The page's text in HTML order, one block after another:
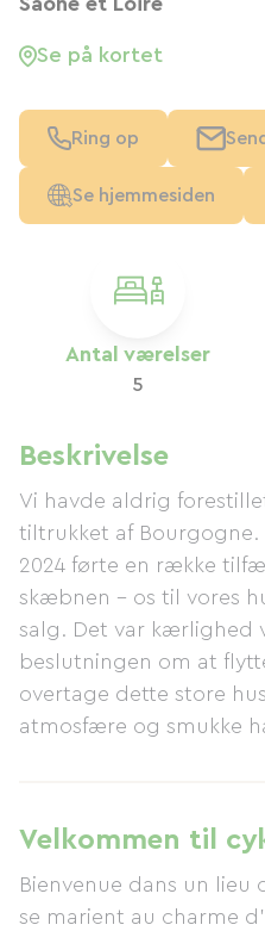
Antal værelser
5
Beskrivelse
Vi havde aldrig
tiltrukket af Bourgogne.
2024 førte en række
skæbnen – os til vores
salg. Det var kærlighed
beslutningen om at
overtage dette store
atmosfære og smukke
arbejde kreativt og
præg. Vi ønsker, at
føle sig hjemme, nyde
daglige rutine og
Velkommen til
Bienvenue dans un
se marient au charme
Se på kortet
Ring op
Se hjemmesiden